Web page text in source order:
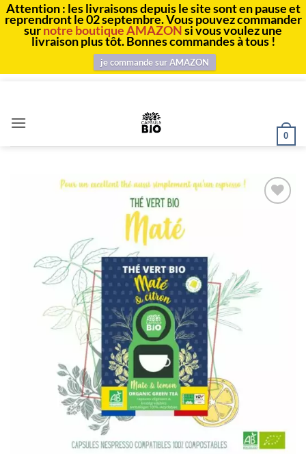
Attention : les livraisons depuis le site sont en pause et
reprendront le 02 septembre. Vous pouvez commander
surnotre boutique AMAZONsi vous voulez une
livraison plus tôt. Bonnes commandes à tous !
je commande sur AMAZON
contenu
0